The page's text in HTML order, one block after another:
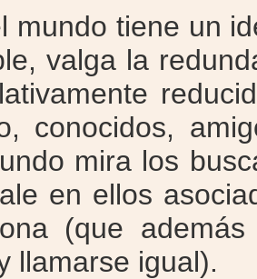
mundo tiene un
valga la
conocidos,
mira los
en ellos
(que
llamarse igual).